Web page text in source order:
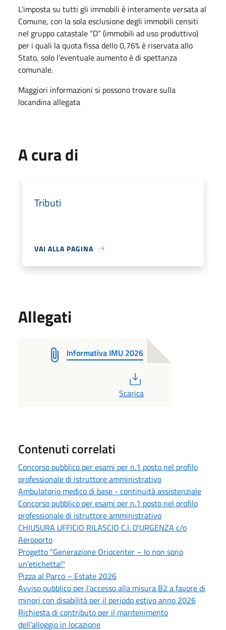
L’imposta su tutti gli immobili è interamente versata al
Comune, con la sola esclusione degli immobili censiti
nel gruppo catastale “D” (immobili ad uso produttivo)
per i quali la quota fissa dello 0,76% è riservata allo
Stato, solo l’eventuale aumento è di spettanza
comunale.
Maggiori informazioni si possono trovare sulla
locandina allegata
A cura di
Tributi
VAI ALLA PAGINA
Allegati
Informativa IMU 2026
Scarica
Contenuti correlati
Concorso pubblico per esami per n.1 posto nel profilo
professionale di istruttore amministrativo
Ambulatorio medico di base - continuità assistenziale
Concorso pubblico per esami per n.1 posto nel profilo
professionale di istruttore amministrativo
CHIUSURA UFFICIO RILASCIO C.I. D'URGENZA c/o
Aeroporto
Progetto "Generazione Oriocenter – Io non sono
un'etichetta!"
Pizza al Parco – Estate 2026
Avviso pubblico per l'accesso alla misura B2 a favore di
minori con disabilità per il periodo estivo anno 2026
Richiesta di contributo per il mantenimento
dell'alloggio in locazione